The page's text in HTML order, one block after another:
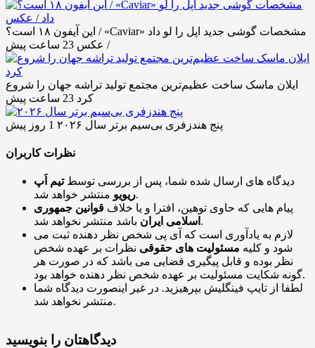
این آیفون ۱۸ است؟ / «Caviar» مشخصات گوشی جدید اپل را لو داد
/ عکس 23 ساعت پیش
ایلان ماسک ساخت عظیم‌ترین مجتمع تولید تراشه جهان را شروع
کرد 23 ساعت پیش
پنج هندزفری بی‌سیم برتر سال ۲۰۲۶ 1 روز پیش
نظرات کاربران
دیدگاه های ارسال شده شما، پس از بررسی توسطتیم اَپ
ریویومنتشر خواهد شد.
پیام هایی که حاوی توهین، افترا و یا خلاف قوانین جمهوری
اسلامی ایران باشد منتشر نخواهد شد.
لازم به یادآوری است که آی پی شخص نظر دهنده ثبت می
شود و کلیه مسئولیت های حقوقی نظرات بر عهده شخص
نظر بوده و قابل پیگیری قضایی می باشد که در صورت هر
گونه شکایت مسئولیت بر عهده شخص نظر دهنده خواهد بود.
لطفا از تایپ فینگلیش بپرهیزید. در غیر اینصورت دیدگاه شما
منتشر نخواهد شد.
دیدگاهتان را بنویسید